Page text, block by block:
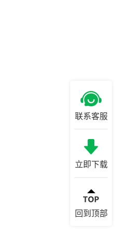
联系客服
立即下载
回到顶部